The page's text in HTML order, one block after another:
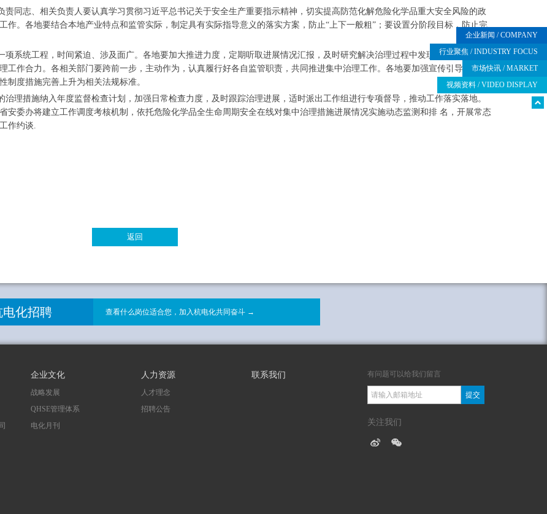
同志、相关负责人要认真学习贯彻习近平总书记关于安全生产重要指示精神，切实提高防范化解危险化学品重大安全风险的政
作。各地要结合本地产业特点和监管实际，制定具有实际指导意义的落实方案，防止“上下一般粗”；要设置分阶段目标，防止完
系统工程，时间紧迫、涉及面广。各地要加大推进力度，定期听取进展情况汇报，及时研究解决治理过程中发现的突出问题和
工作合力。各相关部门要跨前一步，主动作为，认真履行好各自监管职责，共同推进集中治理工作。各地要加强宣传引导和创新
制度措施完善上升为相关法规标准。
措施纳入年度监督检查计划，加强日常检查力度，及时跟踪治理进展，适时派出工作组进行专项督导，推动工作落实落地。
安委办将建立工作调度考核机制，依托危险化学品全生命周期安全在线对集中治理措施进展情况实施动态监测和排 名，开展常态
作约谈.
返回
企业新闻 / COMPANY
行业聚焦 / INDUSTRY FOCUS
市场快讯 / MARKET
视频资料 / VIDEO DISPLAY
电化招聘 查看什么岗位适合您，加入杭电化共同奋斗 →
企业文化
战略发展
QHSE管理体系
电化月刊
人力资源
人才理念
招聘公告
联系我们 有问题可以给我们留言
提交
关注我们